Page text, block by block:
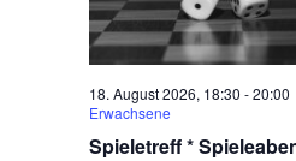
Spieletreff *
18. August 2026, 18:30 -20:00
Erwachsene